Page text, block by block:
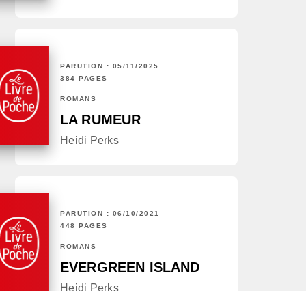
PARUTION : 05/11/2025
384 PAGES
ROMANS
LA RUMEUR
Heidi Perks
PARUTION : 06/10/2021
448 PAGES
ROMANS
EVERGREEN ISLAND
Heidi Perks